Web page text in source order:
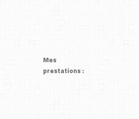
Mes
prestations :